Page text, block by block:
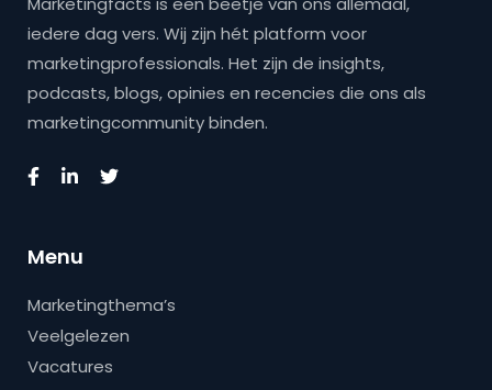
iedere dag vers. Wij zijn hét platform voor
marketingprofessionals. Het zijn de insights,
podcasts, blogs, opinies en recencies die ons als
marketingcommunity binden.
Menu
Marketingthema’s
Veelgelezen
Vacatures